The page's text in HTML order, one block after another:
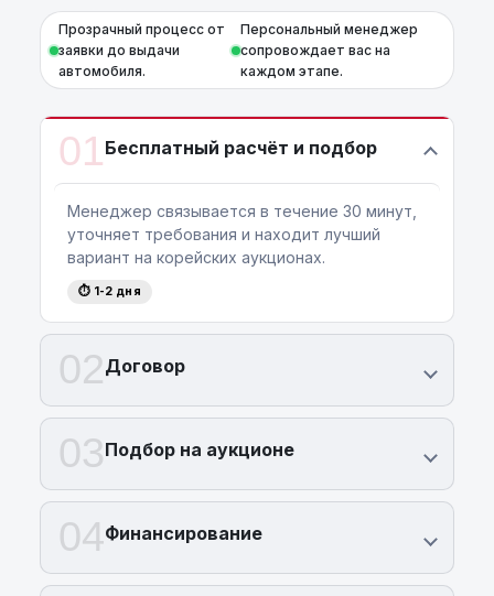
Прозрачный процесс от
заявки до выдачи
автомобиля.
Персональный менеджер
сопровождает вас на
каждом этапе.
01Бесплатный расчёт и подбор
Менеджер связывается в течение 30 минут,
уточняет требования и находит лучший
вариант на корейских аукционах.
⏱ 1-2 дня
02Договор
03Подбор на аукционе
04Финансирование